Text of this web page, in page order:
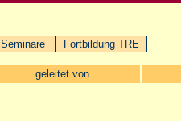
geleitet von
Fortbildung TRE
Seminare